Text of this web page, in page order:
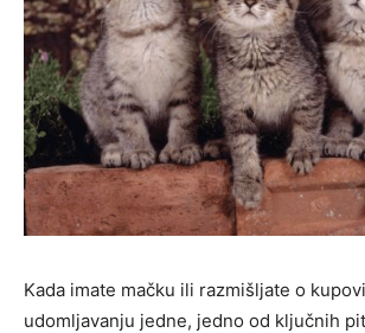
Kada imate mačku ili razmišljate o
udomljavanju jedne, jedno od ključnih